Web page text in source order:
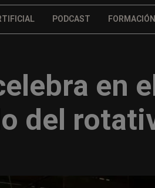
PODCAST FORMACIÓN
en el
del